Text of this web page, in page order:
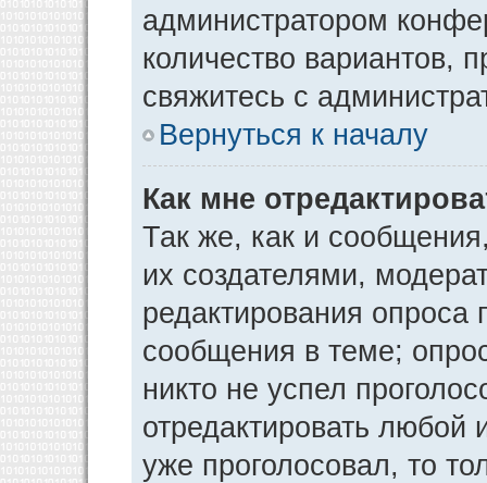
администратором
количество вариантов,
свяжитесь с
Вернуться к началу
Как мне
Так же, как и
их создателями,
редактирования опроса
сообщения в теме;
никто не успел
отредактировать любой
уже проголосовал, то